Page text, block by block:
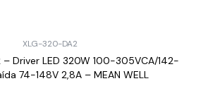
XLG-320-DA2
Driver LED 320W 100-305VCA/142-
74-148V 2,8A – MEAN WELL